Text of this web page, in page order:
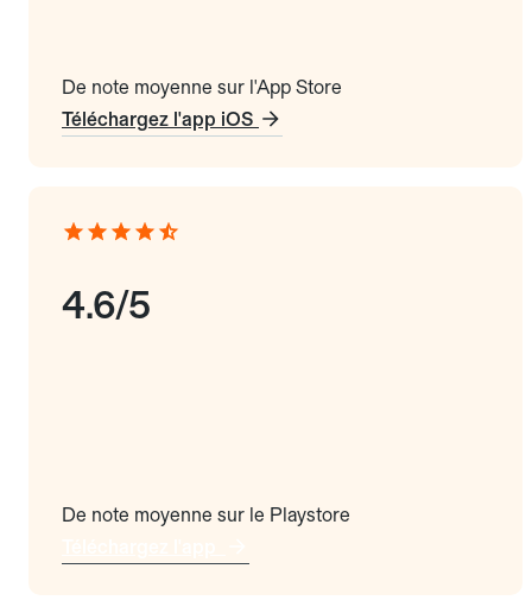
De note moyenne sur l'App Store
Téléchargez l'app iOS
4.6/5
De note moyenne sur le Playstore